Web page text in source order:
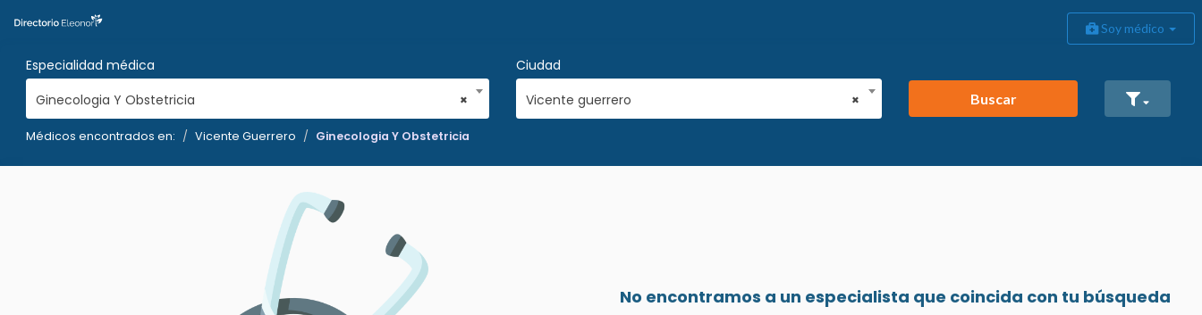
Soy médico
Especialidad médica
×
Ginecologia Y Obstetricia
Ciudad
×
Vicente guerrero Buscar
Médicos encontrados en: Vicente Guerrero Ginecologia Y Obstetricia
No encontramos a un especialista que coincida con tu búsqueda